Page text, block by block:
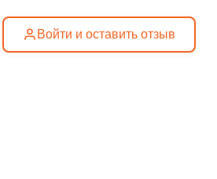
Войти и оставить отзыв